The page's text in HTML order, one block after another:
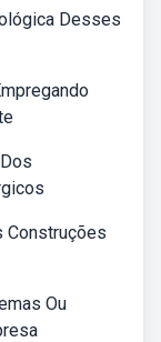
Desses
Construções
Ou